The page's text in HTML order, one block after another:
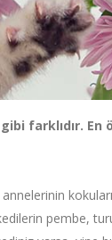
farklıdır. En
pembe,